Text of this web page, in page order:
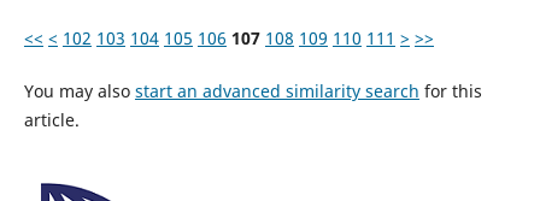
<< < 102 103 104 105 106 107 108 109 110 111 > >>
You may also start an advanced similarity search for this
article.